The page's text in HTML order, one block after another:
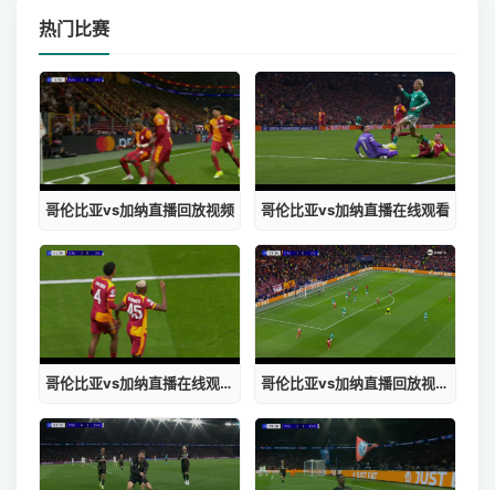
热门比赛
哥伦比亚vs加纳直播回放视频 哥伦比亚vs加纳直播在线观看
哥伦比亚vs加纳直播在线观看视频 哥伦比亚vs加纳直播回放视频下载